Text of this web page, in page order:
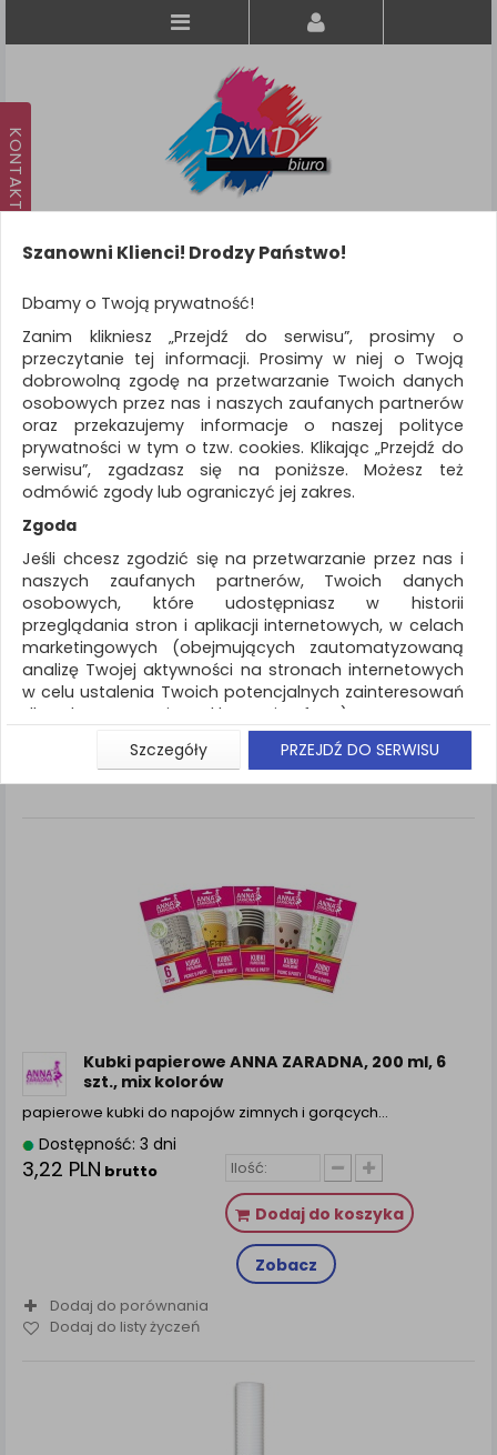
KATEGORIE
WSZYSTKIE KATEGORIE
FILTRY
Więcej
REKLAMA
AKTUALNOŚCI
Artykuły higieniczne i dozowniki
Naczynia i
serwetki
ZNALEZIONYCH PRODUKTÓW: 2 Porównaj (0)
Standardowe
Siatka
Kubki papierowe ANNA ZARADNA, 200 ml, 6
szt., mix kolorów
papierowe kubki do napojów zimnych i gorących…
Dostępność: 3 dni
3,22 PLN brutto
Dodaj do koszyka
Zobacz
Dodaj do porównania
Dodaj do listy życzeń
Szanowni Klienci! Drodzy Państwo!
Dbamy o Twoją prywatność!
Zanim klikniesz „Przejdź do serwisu”, prosimy o
przeczytanie tej informacji. Prosimy w niej o Twoją
dobrowolną zgodę na przetwarzanie Twoich danych
osobowych przez nas i naszych zaufanych partnerów
oraz przekazujemy informacje o naszej polityce
prywatności w tym o tzw. cookies. Klikając „Przejdź do
serwisu”, zgadzasz się na poniższe. Możesz też
odmówić zgody lub ograniczyć jej zakres.
Zgoda
Jeśli chcesz zgodzić się na przetwarzanie przez nas i
naszych zaufanych partnerów, Twoich danych
osobowych, które udostępniasz w historii
przeglądania stron i aplikacji internetowych, w celach
marketingowych (obejmujących zautomatyzowaną
analizę Twojej aktywności na stronach internetowych
w celu ustalenia Twoich potencjalnych zainteresowań
dla dostosowania reklamy i oferty), w tym na
umieszczanie tzw. cookies na Twoich urządzeniach i
ich odczytywanie, kliknij przycisk „Przejdź do serwisu”.
Jeśli nie chcesz wyrazić zgody lub ograniczyć jej
prywatności obowiązującą od 25 maja 2018.
W przypadku użytkowników zalogowanych, aby
umożliwić prawidłową realizację Umowy z Państwem i
związane z tym prawidłowe działanie naszej strony
www, a w szczególności np. wysłanie potwierdzenia
wcześniejsza zgoda której udzieliliście podczas
zakładania konta.
Każda Państwa zgoda jest dobrowolna i można ją w
dowolnym momencie wycofać.
Polityka prywatności (rozwiń)
Klauzula Informacyjna (rozwiń)
Lista Zaufanych Partnerów (rozwiń)
Szczegóły PRZEJDŹ DO SERWISU